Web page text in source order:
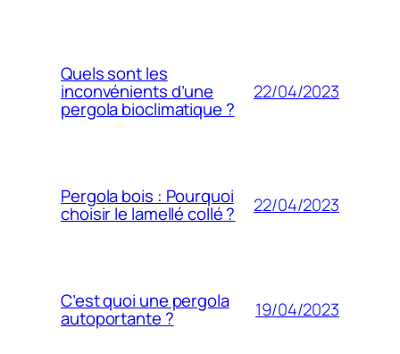
Quels sont les
inconvénients d’une
pergola bioclimatique ?
22/04/2023
Pergola bois : Pourquoi
choisir le lamellé collé ? 22/04/2023
C’est quoi une pergola
autoportante ? 19/04/2023